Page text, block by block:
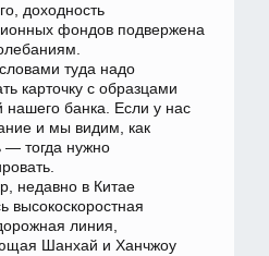
доходность
фондов подвержена
туда надо
карточку с образцами
нашего банка. Если у нас
и мы видим, как
— тогда нужно
недавно в Китае
высокоскоростная
линия,
Шанхай и Ханчжоу